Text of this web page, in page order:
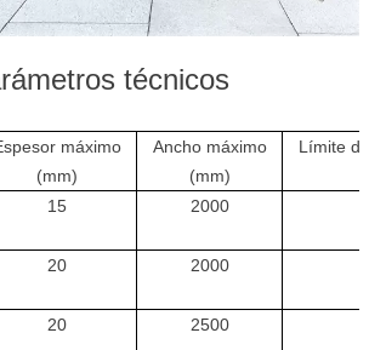
técnicos
máximo
(mm)
Ancho máximo
(mm)
Límite
15 2000
20 2000
20 2500